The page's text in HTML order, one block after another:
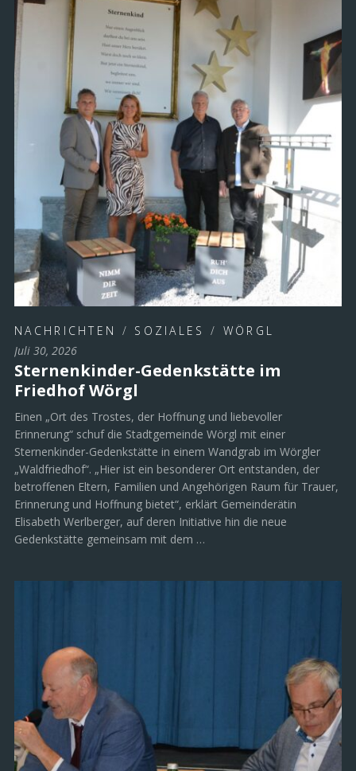
NACHRICHTEN / SOZIALES / WÖRGL
Juli 30, 2026
Sternenkinder-Gedenkstätte im
Friedhof Wörgl
Einen „Ort des Trostes, der Hoffnung und liebevoller
Erinnerung“ schuf die Stadtgemeinde Wörgl mit einer
Sternenkinder-Gedenkstätte in einem Wandgrab im Wörgler
„Waldfriedhof“. „Hier ist ein besonderer Ort entstanden, der
betroffenen Eltern, Familien und Angehörigen Raum für Trauer,
Erinnerung und Hoffnung bietet“, erklärt Gemeinderätin
Elisabeth Werlberger, auf deren Initiative hin die neue
Gedenkstätte gemeinsam mit dem …